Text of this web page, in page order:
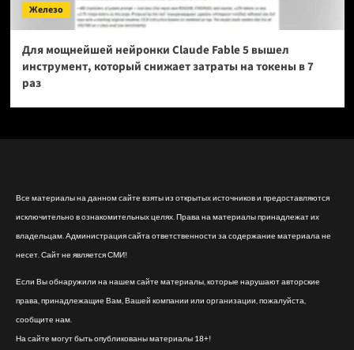
Железо
Для мощнейшей нейронки Claude Fable 5 вышел
инструмент, который снижает затраты на токены в 7
раз
Все материалы на данном сайте взяты из открытых источников и предоставляются
исключительно в ознакомительных целях. Права на материалы принадлежат их
владельцам. Администрация сайта ответственности за содержание материала не
несет. Сайт не является СМИ!
Если Вы обнаружили на нашем сайте материалы, которые нарушают авторские
права, принадлежащие Вам, Вашей компании или организации, пожалуйста,
сообщите нам.
На сайте могут быть опубликованы материалы 18+!